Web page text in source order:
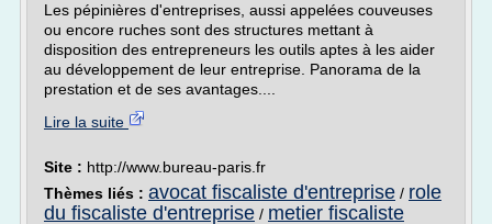
Les pépinières d'entreprises, aussi appelées couveuses
ou encore ruches sont des structures mettant à
disposition des entrepreneurs les outils aptes à les aider
au développement de leur entreprise. Panorama de la
prestation et de ses avantages....
Lire la suite
Site : http://www.bureau-paris.fr
Thèmes liés : avocat fiscaliste d'entreprise / role
du fiscaliste d'entreprise / metier fiscaliste